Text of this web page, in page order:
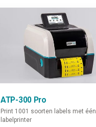
ATP-300 Pro
Print 1001 soorten labels met één
labelprinter